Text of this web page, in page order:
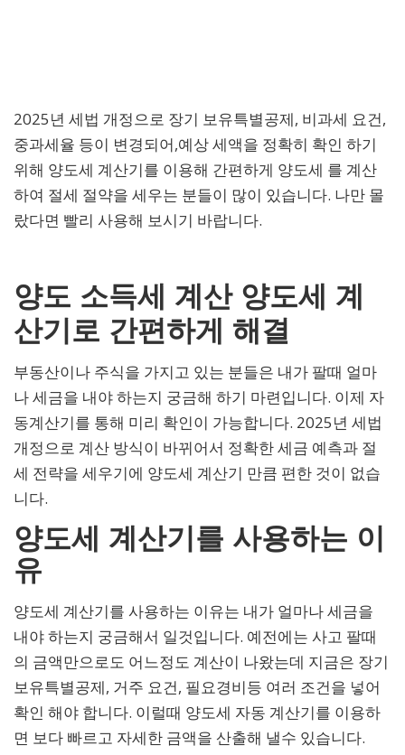
2025년 세법 개정으로 장기 보유특별공제, 비과세 요건,
중과세율 등이 변경되어,예상 세액을 정확히 확인 하기
위해 양도세 계산기를 이용해 간편하게 양도세 를 계산
하여 절세 절약을 세우는 분들이 많이 있습니다. 나만 몰
랐다면 빨리 사용해 보시기 바랍니다.
양도 소득세 계산 양도세 계
산기로 간편하게 해결
부동산이나 주식을 가지고 있는 분들은 내가 팔때 얼마
나 세금을 내야 하는지 궁금해 하기 마련입니다. 이제 자
동계산기를 통해 미리 확인이 가능합니다. 2025년 세법
개정으로 계산 방식이 바뀌어서 정확한 세금 예측과 절
세 전략을 세우기에 양도세 계산기 만큼 편한 것이 없습
니다.
양도세 계산기를 사용하는 이
유
양도세 계산기를 사용하는 이유는 내가 얼마나 세금을
내야 하는지 궁금해서 일것입니다. 예전에는 사고 팔때
의 금액만으로도 어느정도 계산이 나왔는데 지금은 장기
보유특별공제, 거주 요건, 필요경비등 여러 조건을 넣어
확인 해야 합니다. 이럴때 양도세 자동 계산기를 이용하
면 보다 빠르고 자세한 금액을 산출해 낼수 있습니다.